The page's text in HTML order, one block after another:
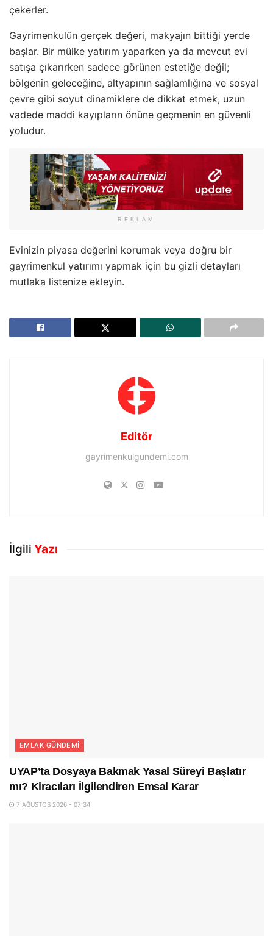
çekerler.
Gayrimenkulün gerçek değeri, makyajın bittiği yerde
başlar. Bir mülke yatırım yaparken ya da mevcut evi
satışa çıkarırken sadece görünen estetiğe değil;
bölgenin geleceğine, altyapının sağlamlığına ve sosyal
çevre gibi soyut dinamiklere de dikkat etmek, uzun
vadede maddi kayıpların önüne geçmenin en güvenli
yoludur.
REKLAM
Evinizin piyasa değerini korumak veya doğru bir
gayrimenkul yatırımı yapmak için bu gizli detayları
mutlaka listenize ekleyin.
Editör
gayrimenkulgundemi.com
İlgili Yazı
EMLAK GÜNDEMI
UYAP’ta Dosyaya Bakmak Yasal Süreyi Başlatır
mı? Kiracıları İlgilendiren Emsal Karar
7 AĞUSTOS 2026 - 07:34